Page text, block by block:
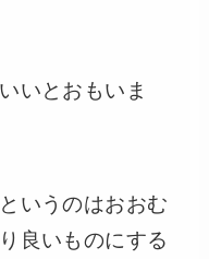
いとおもいま
いうのはおおむ
良いものにする